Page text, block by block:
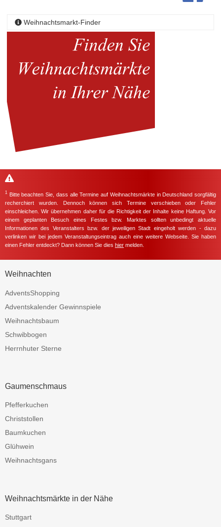
Weihnachtsmarkt-Finder
1 Bitte beachten Sie, dass alle Termine auf Weihnachtsmärkte in Deutschland sorgfältig
recherchiert wurden. Dennoch können sich Termine verschieben oder Fehler
einschleichen. Wir übernehmen daher für die Richtigkeit der Inhalte keine Haftung. Vor
einem geplanten Besuch eines Festes bzw. Marktes sollten unbedingt aktuelle
Informationen des Veranstalters bzw. der jeweiligen Stadt eingeholt werden - dazu
verlinken wir bei jedem Veranstaltungseintrag auch eine weitere Webseite. Sie haben
einen Fehler entdeckt? Dann können Sie dies hier melden.
Weihnachten
AdventsShopping
Adventskalender Gewinnspiele
Weihnachtsbaum
Schwibbogen
Herrnhuter Sterne
Gaumenschmaus
Pfefferkuchen
Christstollen
Baumkuchen
Glühwein
Weihnachtsgans
Weihnachtsmärkte in der Nähe
Stuttgart